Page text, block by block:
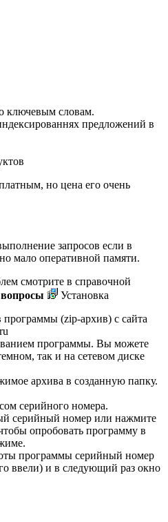
ключевым словам.
предложений в
но цена его очень
запросов если в
мало оперативной памяти.
смотрите в справочной
Установка
программы (zip-архив) с сайта
программы. Вы можете
так и на сетевом диске
архива в созданную папку.
серийного номера.
серийный номер или нажмите
опробовать программу в
программы серийный номер
ввели) и в следующий раз окно